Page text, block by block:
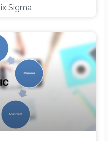
Sigma